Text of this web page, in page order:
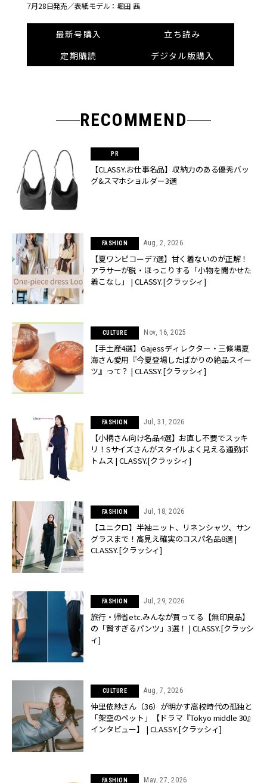
7月28日発売／表紙モデル：堀田 茜
最新号購入
立ち読み
定期購読
デジタル版購入
RECOMMEND
【CLASSY.お仕事名品】収納力のある優秀バッ
グ&スマホショルダー3選
FASHION Aug, 2, 2026
【夏ワンピコーデ7選】甘く着ないのが正解！
アラサーが脱・ほっこりする「小物を聞かせた
着こなし」 | CLASSY.[クラッシィ]
CULTURE Nov, 16, 2025
【手土産4選】Gajessディレクター・三條場夏
海さん愛用『今夏登場したばかりの絶品スイー
ツ』って？ | CLASSY.[クラッシィ]
FASHION Jul, 31, 2026
【小柄さん向け名品4選】お直し不要でスッキ
リ！Sサイズさんがスタイルよく見える通勤ボ
トムス | CLASSY.[クラッシィ]
FASHION Jul, 18, 2026
【ユニクロ】半袖ニット、リネンシャツ、サン
グラスまで！高見え確実のコスパ名品8選 |
CLASSY.[クラッシィ]
FASHION Jul, 29, 2026
旅行・帰省etc.みんなが買ってる【無印良品】
の「賢すぎるパンツ」3選！ | CLASSY.[クラッシ
ィ]
CULTURE Aug, 7, 2026
仲里依紗さん（36）が明かす高校時代の孤独と
「架空のペット」【ドラマ『Tokyo middle 30』
インタビュー】 | CLASSY.[クラッシィ]
FASHION May, 27, 2026